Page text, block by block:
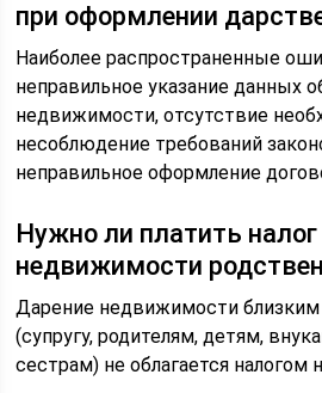
при оформлении
Наиболее распространенные
неправильное указание данных
недвижимости, отсутствие
несоблюдение требований
неправильное оформление
Нужно ли платить
недвижимости
Дарение недвижимости
(супругу, родителям, детям,
сестрам) не облагается налогом